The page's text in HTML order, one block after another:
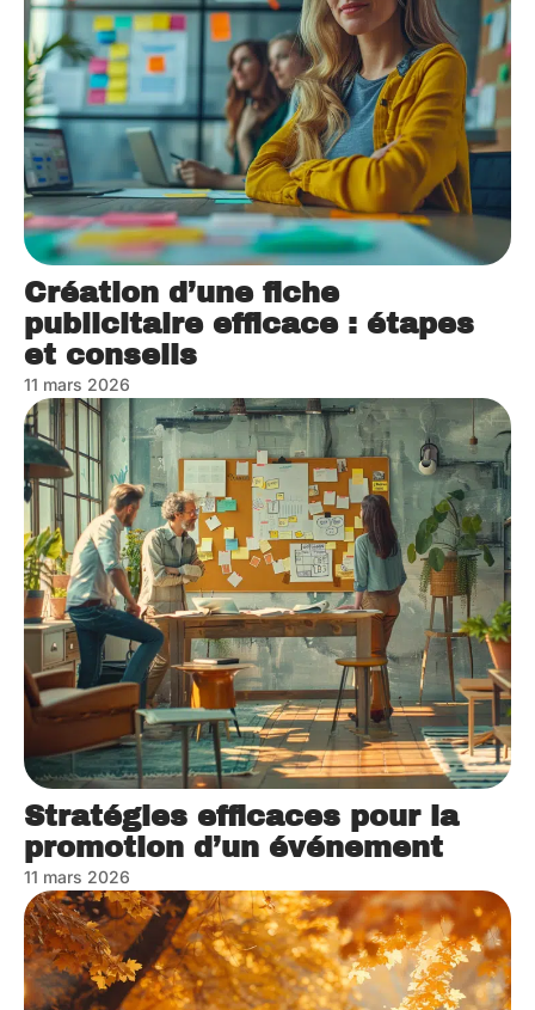
Création d’une fiche
publicitaire efficace : étapes
et conseils
11 mars 2026
Stratégies efficaces pour la
promotion d’un événement
11 mars 2026